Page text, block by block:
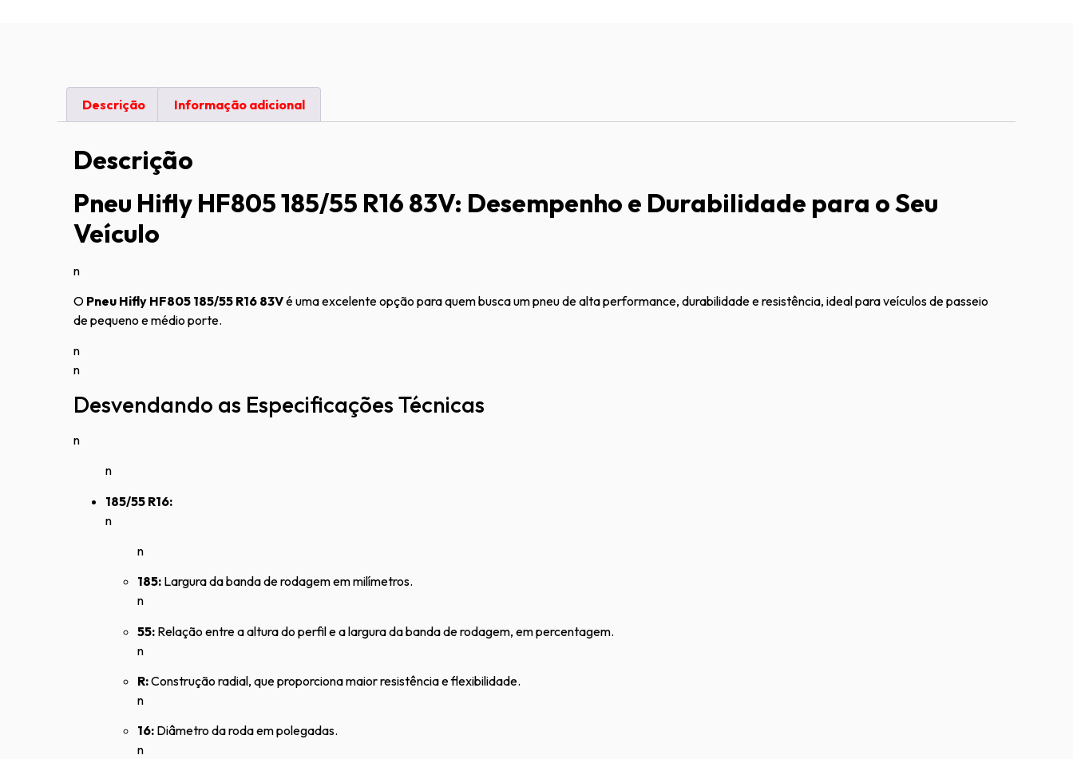
Descrição Informação adicional
Descrição
Pneu Hifly HF805 185/55 R16 83V: Desempenho e Durabilidade para o Seu
Veículo
n
O Pneu Hifly HF805 185/55 R16 83Vé uma excelente opção para quem busca um pneu de alta performance, durabilidade e resistência, ideal para veículos de passeio
de pequeno e médio porte.
n
n
Desvendando as Especificações Técnicas
n
n
185/55 R16:
n
n
185: Largura da banda de rodagem em milímetros.
n
55: Relação entre a altura do perfil e a largura da banda de rodagem, em percentagem.
n
R:Construção radial, que proporciona maior resistência e flexibilidade.
n
16: Diâmetro da roda em polegadas.
n